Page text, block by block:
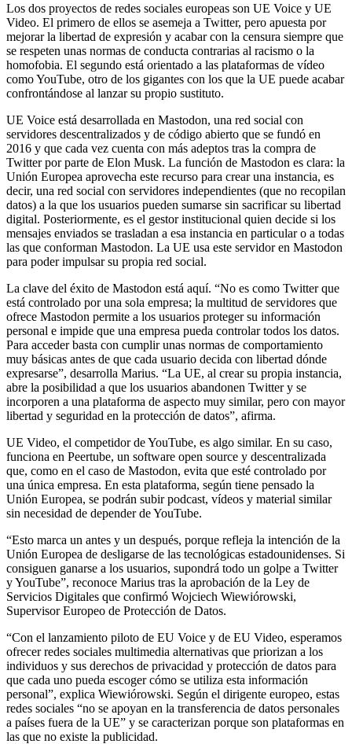
Los dos proyectos de redes sociales europeas son UE Voice y UE
Video. El primero de ellos se asemeja a Twitter, pero apuesta por
mejorar la libertad de expresión y acabar con la censura siempre que
se respeten unas normas de conducta contrarias al racismo o la
homofobia. El segundo está orientado a las plataformas de vídeo
como YouTube, otro de los gigantes con los que la UE puede acabar
confrontándose al lanzar su propio sustituto.
UE Voice está desarrollada en Mastodon, una red social con
servidores descentralizados y de código abierto que se fundó en
2016 y que cada vez cuenta con más adeptos tras la compra de
Twitter por parte de Elon Musk. La función de Mastodon es clara: la
Unión Europea aprovecha este recurso para crear una instancia, es
decir, una red social con servidores independientes (que no recopilan
datos) a la que los usuarios pueden sumarse sin sacrificar su libertad
digital. Posteriormente, es el gestor institucional quien decide si los
mensajes enviados se trasladan a esa instancia en particular o a todas
las que conforman Mastodon. La UE usa este servidor en Mastodon
para poder impulsar su propia red social.
La clave del éxito de Mastodon está aquí. “No es como Twitter que
está controlado por una sola empresa; la multitud de servidores que
ofrece Mastodon permite a los usuarios proteger su información
personal e impide que una empresa pueda controlar todos los datos.
Para acceder basta con cumplir unas normas de comportamiento
muy básicas antes de que cada usuario decida con libertad dónde
expresarse”, desarrolla Marius. “La UE, al crear su propia instancia,
abre la posibilidad a que los usuarios abandonen Twitter y se
incorporen a una plataforma de aspecto muy similar, pero con mayor
libertad y seguridad en la protección de datos”, afirma.
UE Video, el competidor de YouTube, es algo similar. En su caso,
funciona en Peertube, un software open source y descentralizada
que, como en el caso de Mastodon, evita que esté controlado por
una única empresa. En esta plataforma, según tiene pensado la
Unión Europea, se podrán subir podcast, vídeos y material similar
sin necesidad de depender de YouTube.
“Esto marca un antes y un después, porque refleja la intención de la
Unión Europea de desligarse de las tecnológicas estadounidenses. Si
consiguen ganarse a los usuarios, supondrá todo un golpe a Twitter
y YouTube”, reconoce Marius tras la aprobación de la Ley de
Servicios Digitales que confirmó Wojciech Wiewiórowski,
Supervisor Europeo de Protección de Datos.
“Con el lanzamiento piloto de EU Voice y de EU Video, esperamos
ofrecer redes sociales multimedia alternativas que priorizan a los
individuos y sus derechos de privacidad y protección de datos para
que cada uno pueda escoger cómo se utiliza esta información
personal”, explica Wiewiórowski. Según el dirigente europeo, estas
redes sociales “no se apoyan en la transferencia de datos personales
a países fuera de la UE” y se caracterizan porque son plataformas en
las que no existe la publicidad.